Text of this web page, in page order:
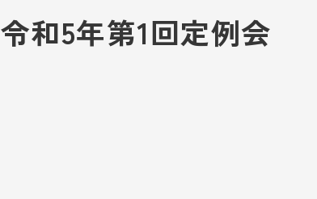
令和5年第1回定例会